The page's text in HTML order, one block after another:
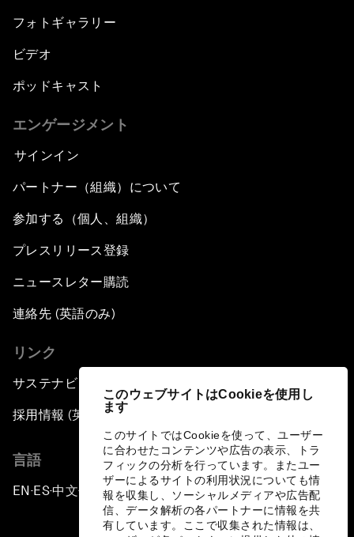
このウェブサイトはCookieを使用し
ます
このサイトではCookieを使って、ユーザー
に合わせたコンテンツや広告の表示、トラ
フィックの分析を行っています。またユー
ザーによるサイトの利用状況についても情
報を収集し、ソーシャルメディアや広告配
信、データ解析の各パートナーに情報を共
有しています。ここで収集された情報は、
フォトギャラリー
ビデオ
ポッドキャスト
エンゲージメント
サインイン
パートナー（組織）について
参加する（個人、組織）
プレスリリース登録
ニュースレター購読
連絡先 (英語のみ)
リンク
サステナビリティへの取り組み
採用情報 (英語のみ)
言語
EN ▪ES▪中文▪ 日本語